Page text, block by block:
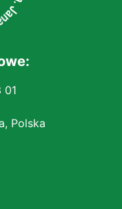
01
Polska